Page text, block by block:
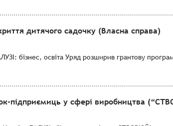
дитячого садочку (Власна справа)
бізнес, освіта Уряд розширив грантову
підприємиць у сфері виробництва